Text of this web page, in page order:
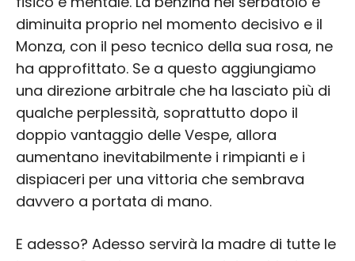
diminuita proprio nel momento decisivo e il
Monza, con il peso tecnico della sua rosa, ne
ha approfittato. Se a questo aggiungiamo
una direzione arbitrale che ha lasciato più di
qualche perplessità, soprattutto dopo il
doppio vantaggio delle Vespe, allora
aumentano inevitabilmente i rimpianti e i
dispiaceri per una vittoria che sembrava
davvero a portata di mano.
E adesso? Adesso servirà la madre di tutte le